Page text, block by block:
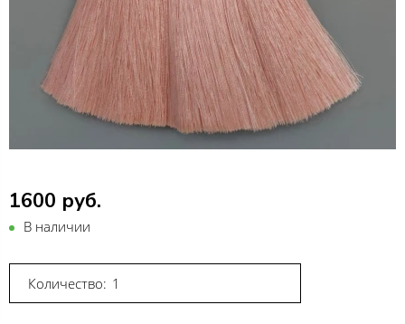
1600 руб.
В наличии
Количество: